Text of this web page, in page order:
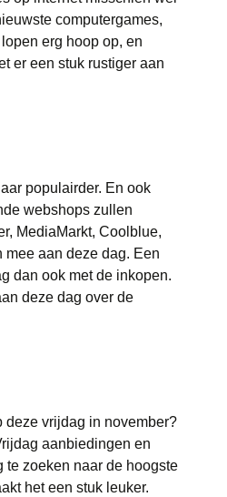
Samsung Galaxy
Sim Only
Sonos
Xbox Series X
computergames,
erg hoop op, en
er een stuk rustiger aan
populairder. En ook
webshops zullen
MediaMarkt, Coolblue,
aan deze dag. Een
dan ook met de inkopen.
deze dag over de
deze vrijdag in november?
aanbiedingen en
te zoeken naar de hoogste
het een stuk leuker.